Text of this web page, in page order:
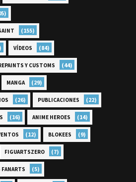
(155)
VÍDEOS (84)
Y CUSTOMS (44)
MANGA (29)
(26) PUBLICACIONES (22)
(16) ANIME HEROES (14)
(12) BLOKEES (9)
FIGUARTSZERO (7)
FANARTS (5)